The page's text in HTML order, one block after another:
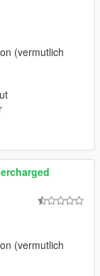
(vermutlich
(vermutlich